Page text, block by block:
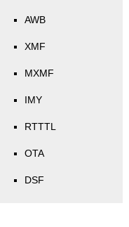
AWB
XMF
MXMF
IMY
RTTTL
OTA
DSF